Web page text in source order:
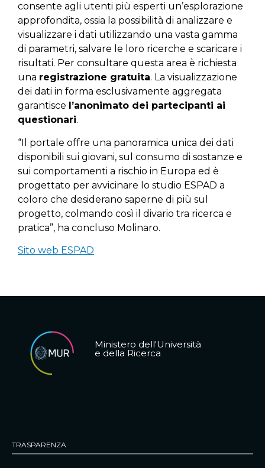
consente agli utenti più esperti un’esplorazione
approfondita, ossia la possibilità di analizzare e
visualizzare i dati utilizzando una vasta gamma
di parametri, salvare le loro ricerche e scaricare i
risultati. Per consultare questa area è richiesta
una registrazione gratuita. La visualizzazione
dei dati in forma esclusivamente aggregata
garantisce l’anonimato dei partecipanti ai
questionari.
“Il portale offre una panoramica unica dei dati
disponibili sui giovani, sul consumo di sostanze e
sui comportamenti a rischio in Europa ed è
progettato per avvicinare lo studio ESPAD a
coloro che desiderano saperne di più sul
progetto, colmando così il divario tra ricerca e
pratica”, ha concluso Molinaro.
Sito web ESPAD
Ministero dell'Università
e della Ricerca
TRASPARENZA